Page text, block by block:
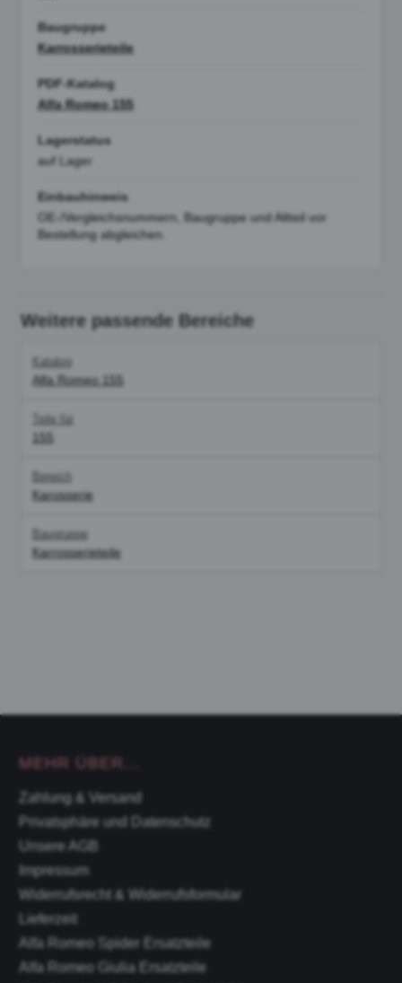
Baugruppe
Karrosserieteile
PDF-Katalog
Alfa Romeo 155
Lagerstatus
auf Lager
Einbauhinweis
OE-/Vergleichsnummern, Baugruppe und Altteil vor
Bestellung abgleichen.
Weitere passende Bereiche
Katalog
Alfa Romeo 155
Teile für
155
Bereich
Karosserie
Baugruppe
Karrosserieteile
MEHR ÜBER...
Zahlung & Versand
Privatsphäre und Datenschutz
Unsere AGB
Impressum
Widerrufsrecht & Widerrufsformular
Lieferzeit
Alfa Romeo Spider Ersatzteile
Alfa Romeo Giulia Ersatzteile